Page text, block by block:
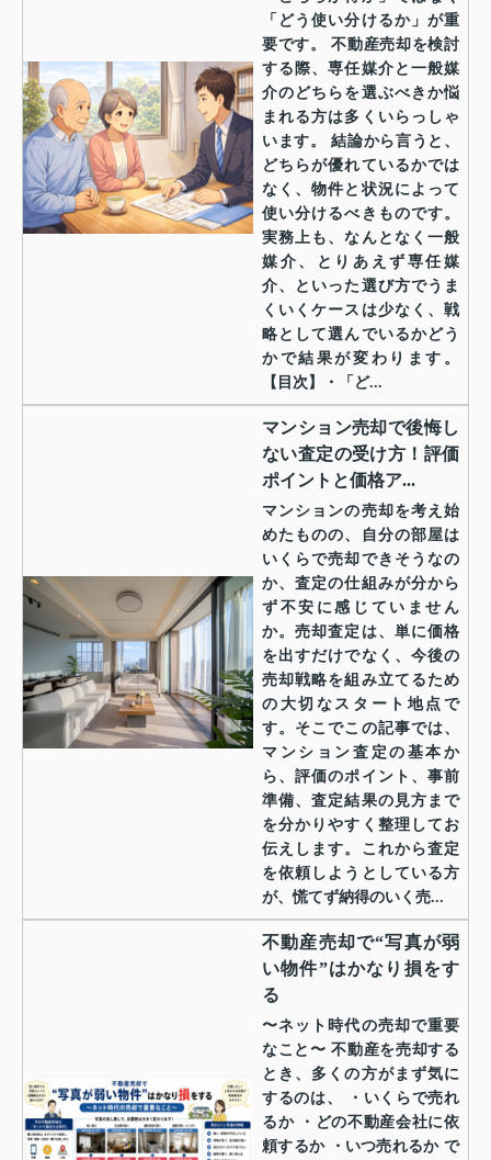
「どう使い分けるか」が重
要です。 不動産売却を検討
する際、専任媒介と一般媒
介のどちらを選ぶべきか悩
まれる方は多くいらっしゃ
います。 結論から言うと、
どちらが優れているかでは
なく、物件と状況によって
使い分けるべきものです。
実務上も、なんとなく一般
媒介、とりあえず専任媒
介、といった選び方でうま
くいくケースは少なく、戦
略として選んでいるかどう
かで結果が変わります。
【目次】・「ど...
マンション売却で後悔し
ない査定の受け方！評価
ポイントと価格ア...
マンションの売却を考え始
めたものの、自分の部屋は
いくらで売却できそうなの
か、査定の仕組みが分から
ず不安に感じていません
か。売却査定は、単に価格
を出すだけでなく、今後の
売却戦略を組み立てるため
の大切なスタート地点で
す。そこでこの記事では、
マンション査定の基本か
ら、評価のポイント、事前
準備、査定結果の見方まで
を分かりやすく整理してお
伝えします。これから査定
を依頼しようとしている方
が、慌てず納得のいく売...
不動産売却で“写真が弱
い物件”はかなり損をす
る
〜ネット時代の売却で重要
なこと〜 不動産を売却する
とき、多くの方がまず気に
するのは、 ・いくらで売れ
るか ・どの不動産会社に依
頼するか ・いつ売れるか で